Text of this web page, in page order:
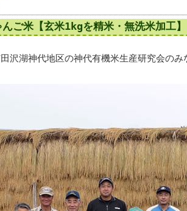
ご米【玄米1kgを精米・無洗米加工】
沢湖神代地区の神代有機米生産研究会の